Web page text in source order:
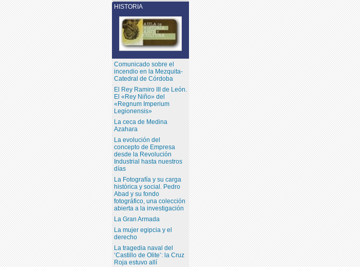
HISTORIA
Comunicado sobre el
incendio en la Mezquita-
Catedral de Córdoba
El Rey Ramiro III de León.
El «Rey Niño» del
«Regnum Imperium
Legionensis»
La ceca de Medina
Azahara
La evolución del
concepto de Empresa
desde la Revolución
Industrial hasta nuestros
días
La Fotografía y su carga
histórica y social. Pedro
Abad y su fondo
fotográfico, una colección
abierta a la investigación
La Gran Armada
La mujer egipcia y el
derecho
La tragedia naval del
‘Castillo de Olite’: la Cruz
Roja estuvo allí